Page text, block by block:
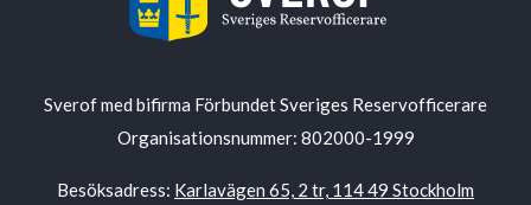
Sverof med bifirma Förbundet Sveriges Reservofficerare
Organisationsnummer: 802000-1999
Besöksadress: Karlavägen 65, 2 tr, 114 49 Stockholm